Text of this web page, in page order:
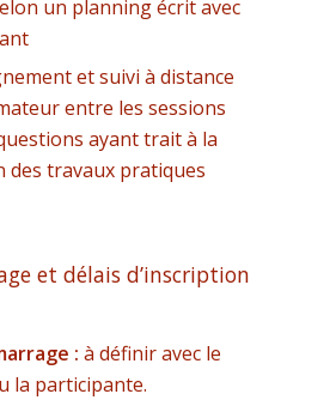
un planning écrit avec
et suivi à distance
entre les sessions
ayant trait à la
des travaux pratiques
et délais d’inscription
: à définir avec le
la participante.